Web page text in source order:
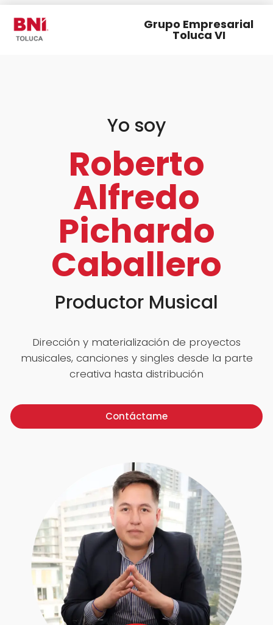
Grupo Empresarial
Toluca VI
Yo soy
Roberto
Alfredo
Pichardo
Caballero
Productor Musical
Dirección y materialización de proyectos
musicales, canciones y singles desde la parte
creativa hasta distribución
Contáctame